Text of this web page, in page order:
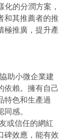
化的分潤方案，
和其推薦者的推
極推廣，提升產
助小微企業建
依賴。擁有自己
特色和生產過
感。
或信任的網紅
碑效應，能有效